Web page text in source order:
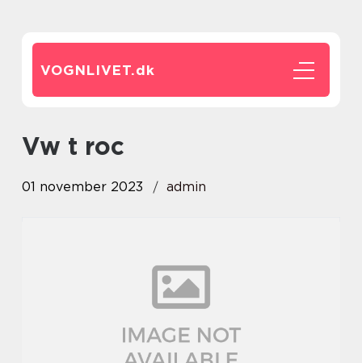
VOGNLIVET.dk
vw t roc
01 november 2023 admin